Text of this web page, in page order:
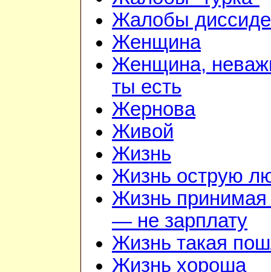
Жалобы
Женщина
Женщина,
ты есть
Жернова
Живой
Жизнь
Жизнь острую
Жизнь принимая
— не зарплату
Жизнь такая
Жизнь хороша